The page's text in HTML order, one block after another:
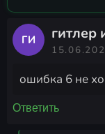
ГИ гитлер
ошибка 6 не
Ответить